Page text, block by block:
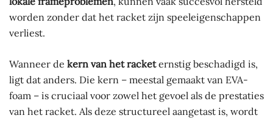
worden zonder dat het racket zijn speeleigenschappen
verliest.
Wanneer de kern van het racketernstig beschadigd is,
ligt dat anders. Die kern – meestal gemaakt van EVA-
foam – is cruciaal voor zowel het gevoel als de prestaties
van het racket. Als deze structureel aangetast is, wordt